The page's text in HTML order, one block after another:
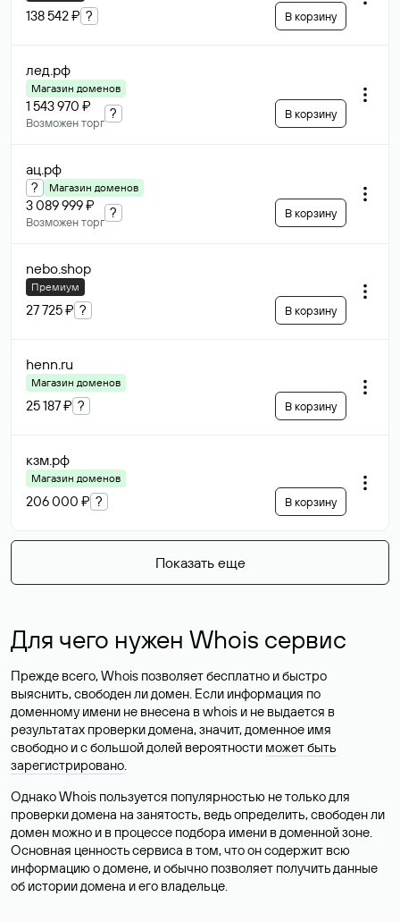
138 542 ₽ ? В корзину
лед.рф
Магазин доменов
1 543 970 ₽
Возможен торг
? В корзину
ац.рф
? Магазин доменов
3 089 999 ₽
Возможен торг
? В корзину
nebo.shop
Премиум
27 725 ₽ ? В корзину
henn.ru
Магазин доменов
25 187 ₽ ? В корзину
кзм.рф
Магазин доменов
206 000 ₽ ? В корзину
Показать еще
Для чего нужен Whois сервис
Прежде всего, Whois позволяет бесплатно и быстро
выяснить, свободен ли домен. Если информация по
доменному имени не внесена в whois и не выдается в
результатах проверки домена, значит, доменное имя
свободно и с большой долей вероятности может быть
зарегистрировано.
Однако Whois пользуется популярностью не только для
проверки домена на занятость, ведь определить, свободен ли
домен можно и в процессе подбора имени в доменной зоне.
Основная ценность сервиса в том, что он содержит всю
информацию о домене, и обычно позволяет получить данные
об истории домена и его владельце.